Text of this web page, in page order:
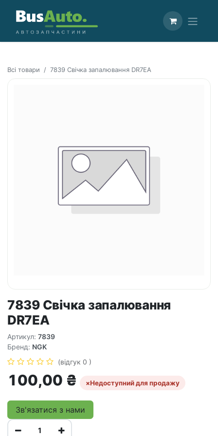
Всі товари 7839 Свічка запалювання DR7EA
7839 Свічка запалювання
DR7EA
Артикул: 7839
Бренд: NGK
(відгук 0 )
100,00 ₴ ×Недоступний для продажу
Зв'язатися з нами